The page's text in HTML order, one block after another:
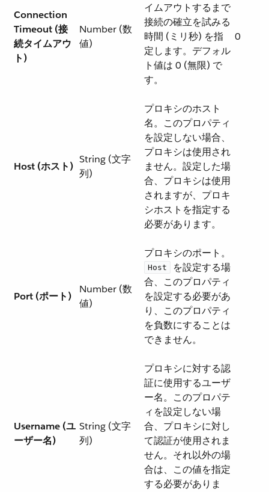
Connection
Timeout (接
続タイムアウ
ト)
Number (数
値)
イムアウトするまで
接続の確立を試みる
時間 (ミリ秒) を指
定します。デフォル
ト値は 0 (無限) で
す。
0
Host (ホスト)
String (文字
列)
プロキシのホスト
名。このプロパティ
を設定しない場合、
プロキシは使用され
ません。設定した場
合、プロキシは使用
されますが、プロキ
シホストを指定する
必要があります。
Port (ポート)
Number (数
値)
プロキシのポート。​
Host
​ を設定する場
合、このプロパティ
を設定する必要があ
り、このプロパティ
を負数にすることは
できません。
Username (ユ
ーザー名)
String (文字
列)
プロキシに対する認
証に使用するユーザ
ー名。このプロパテ
ィを設定しない場
合、プロキシに対し
て認証が使用されま
せん。それ以外の場
合は、この値を指定
する必要がありま